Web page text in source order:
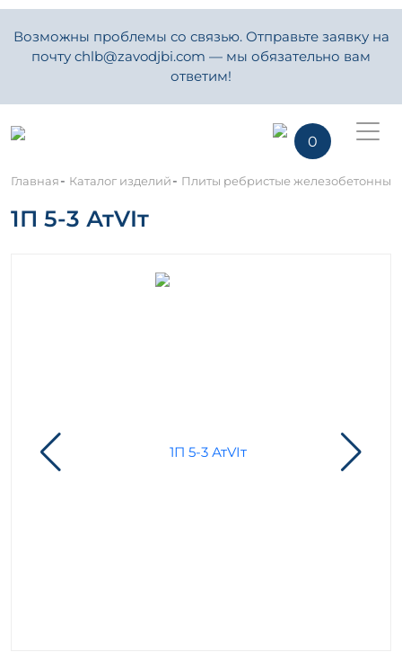
Возможны проблемы со связью. Отправьте заявку на
почту chlb@zavodjbi.com — мы обязательно вам
ответим!
0
Главная- Каталог изделий- Плиты ребристые железобетонные
1П 5-3 АтVIт